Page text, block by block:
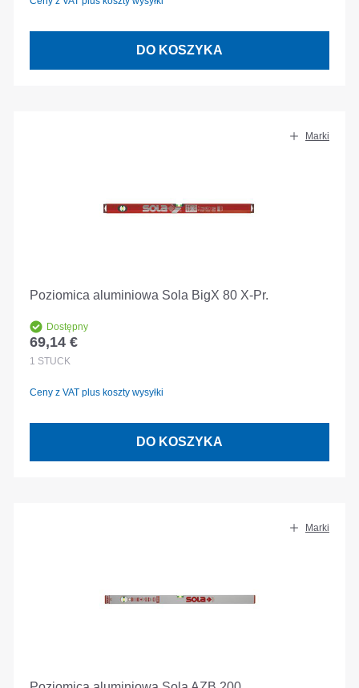
DO KOSZYKA
Marki
Poziomica aluminiowa Sola BigX 80 X-Pr.
Dostępny
Cena regularna:
69,14 €
1 STÜCK
Ceny z VAT plus koszty wysyłki
DO KOSZYKA
Marki